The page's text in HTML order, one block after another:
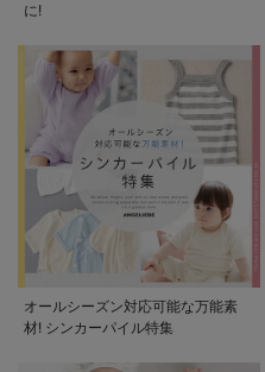
に!
オールシーズン対応可能な万能素
材! シンカーパイル特集